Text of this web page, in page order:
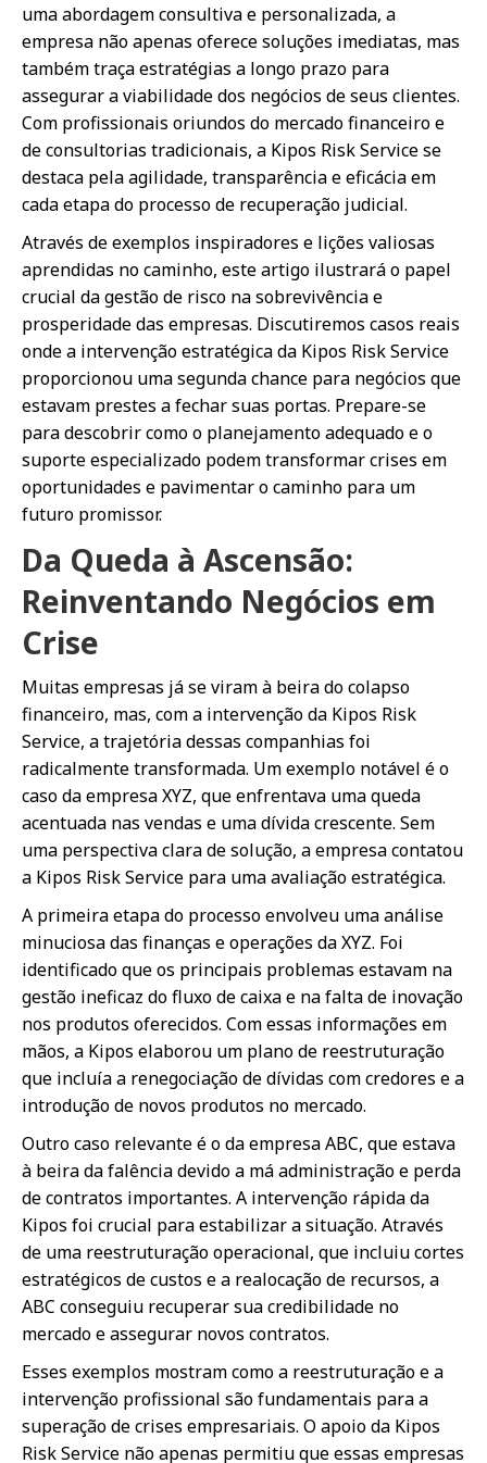
uma abordagem consultiva e personalizada, a
empresa não apenas oferece soluções imediatas, mas
também traça estratégias a longo prazo para
assegurar a viabilidade dos negócios de seus clientes.
Com profissionais oriundos do mercado financeiro e
de consultorias tradicionais, a Kipos Risk Service se
destaca pela agilidade, transparência e eficácia em
cada etapa do processo de recuperação judicial.
Através de exemplos inspiradores e lições valiosas
aprendidas no caminho, este artigo ilustrará o papel
crucial da gestão de risco na sobrevivência e
prosperidade das empresas. Discutiremos casos reais
onde a intervenção estratégica da Kipos Risk Service
proporcionou uma segunda chance para negócios que
estavam prestes a fechar suas portas. Prepare-se
para descobrir como o planejamento adequado e o
suporte especializado podem transformar crises em
oportunidades e pavimentar o caminho para um
futuro promissor.
Da Queda à Ascensão:
Reinventando Negócios em
Crise
Muitas empresas já se viram à beira do colapso
financeiro, mas, com a intervenção da Kipos Risk
Service, a trajetória dessas companhias foi
radicalmente transformada. Um exemplo notável é o
caso da empresa XYZ, que enfrentava uma queda
acentuada nas vendas e uma dívida crescente. Sem
uma perspectiva clara de solução, a empresa contatou
a Kipos Risk Service para uma avaliação estratégica.
A primeira etapa do processo envolveu uma análise
minuciosa das finanças e operações da XYZ. Foi
identificado que os principais problemas estavam na
gestão ineficaz do fluxo de caixa e na falta de inovação
nos produtos oferecidos. Com essas informações em
mãos, a Kipos elaborou um plano de reestruturação
que incluía a renegociação de dívidas com credores e a
introdução de novos produtos no mercado.
Outro caso relevante é o da empresa ABC, que estava
à beira da falência devido a má administração e perda
de contratos importantes. A intervenção rápida da
Kipos foi crucial para estabilizar a situação. Através
de uma reestruturação operacional, que incluiu cortes
estratégicos de custos e a realocação de recursos, a
ABC conseguiu recuperar sua credibilidade no
mercado e assegurar novos contratos.
Esses exemplos mostram como a reestruturação e a
intervenção profissional são fundamentais para a
superação de crises empresariais. O apoio da Kipos
Risk Service não apenas permitiu que essas empresas